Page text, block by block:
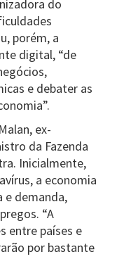
do
porém, a
digital, “de
e debater as
ex-
da Fazenda
Inicialmente,
a economia
e demanda,
“A
entre países e
por bastante